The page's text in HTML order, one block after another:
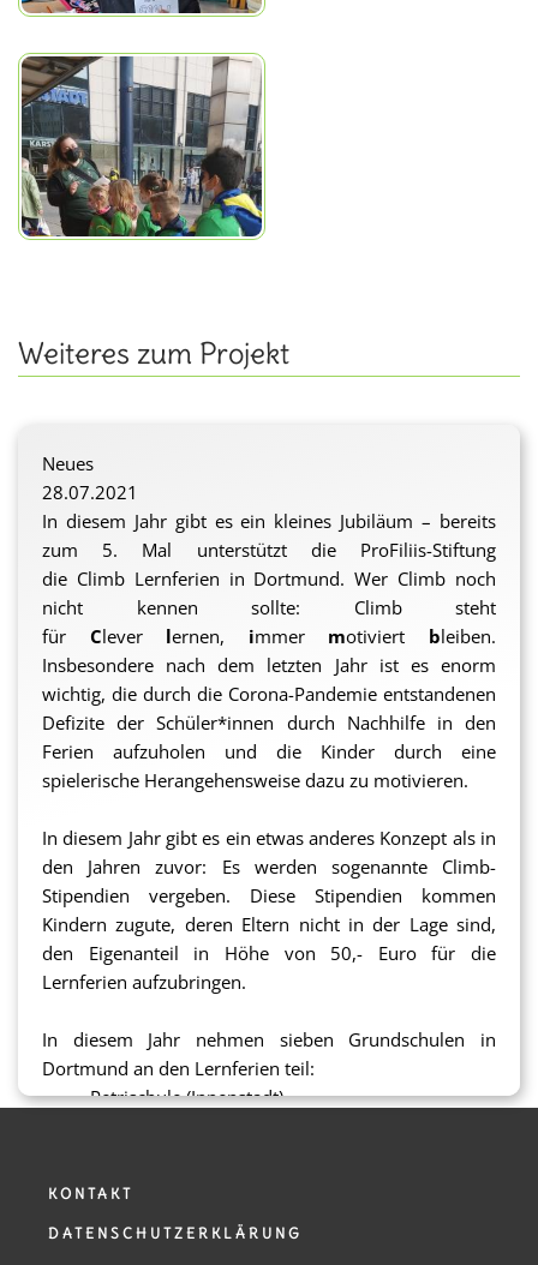
Weiteres zum Projekt
Neues
28.07.2021
In diesem Jahr gibt es ein kleines Jubiläum – bereits
zum 5. Mal unterstützt die ProFiliis-Stiftung
die Climb Lernferien in Dortmund. Wer Climb noch
nicht kennen sollte: Climb steht
für Clever lernen, immer motiviert bleiben.
Insbesondere nach dem letzten Jahr ist es enorm
wichtig, die durch die Corona-Pandemie entstandenen
Defizite der Schüler*innen durch Nachhilfe in den
Ferien aufzuholen und die Kinder durch eine
spielerische Herangehensweise dazu zu motivieren.
In diesem Jahr gibt es ein etwas anderes Konzept als in
den Jahren zuvor: Es werden sogenannte Climb-
Stipendien vergeben. Diese Stipendien kommen
Kindern zugute, deren Eltern nicht in der Lage sind,
den Eigenanteil in Höhe von 50,- Euro für die
Lernferien aufzubringen.
In diesem Jahr nehmen sieben Grundschulen in
Dortmund an den Lernferien teil:
Petrischule (Innenstadt)
Elisabeth-Grundschule (Dortmund Eving)
KONTAKT
DATENSCHUTZERKLÄRUNG